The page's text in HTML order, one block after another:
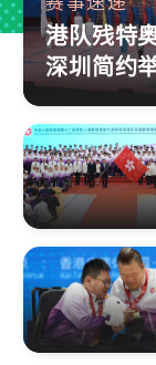
港队残特
深圳简约